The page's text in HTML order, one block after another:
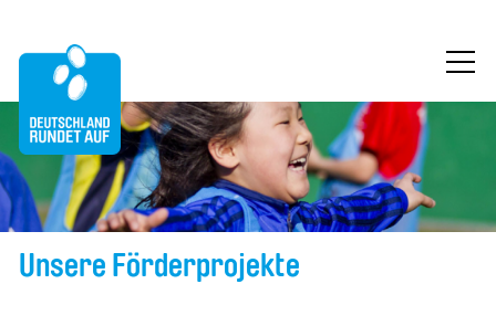
ÜBER UNS
MITMACHEN
FÖRDERUNG
FÖRDERPROJEKTE
Unsere Förderprojekte